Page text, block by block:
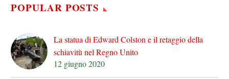
POPULAR POSTS
La statua di Edward Colston e il retaggio della
schiavitù nel Regno Unito
12 giugno 2020